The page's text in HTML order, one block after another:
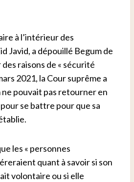
à l’intérieur des
Javid, a dépouillé Begum de
raisons de « sécurité
2021, la Cour suprême a
pouvait pas retourner en
se battre pour que sa
les « personnes
quant à savoir si son
volontaire ou si elle